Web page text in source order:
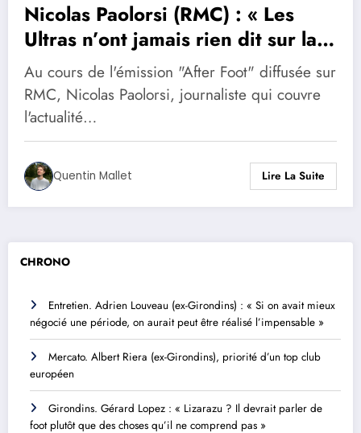
Nicolas Paolorsi (RMC) : « Les
Ultras n’ont jamais rien dit sur la
gestion de Gérard Lopez »
Au cours de l'émission "After Foot" diffusée sur
RMC, Nicolas Paolorsi, journaliste qui couvre
l'actualité…
Quentin Mallet Lire La Suite
CHRONO
Entretien. Adrien Louveau (ex-Girondins) : « Si on avait mieux
négocié une période, on aurait peut être réalisé l’impensable »
Mercato. Albert Riera (ex-Girondins), priorité d’un top club
européen
Girondins. Gérard Lopez : « Lizarazu ? Il devrait parler de
foot plutôt que des choses qu’il ne comprend pas »